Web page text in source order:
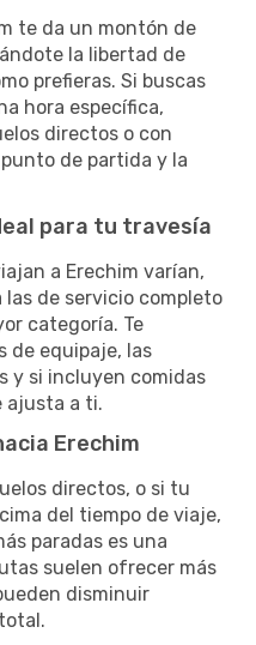
te da un montón de
la libertad de
prefieras. Si buscas
hora específica,
directos o con
de partida y la
para tu travesía
a Erechim varían,
de servicio completo
categoría. Te
de equipaje, las
y si incluyen comidas
ajusta a ti.
Erechim
directos, o si tu
del tiempo de viaje,
paradas es una
suelen ofrecer más
disminuir